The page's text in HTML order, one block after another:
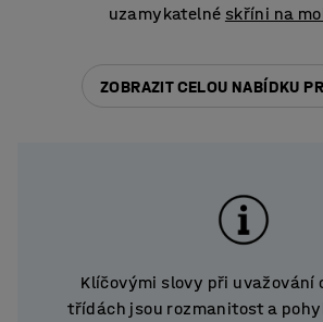
uzamykatelné skříni na
ZOBRAZIT CELOU NABÍDKU
Klíčovými slovy při uvažování
třídách jsou rozmanitost a